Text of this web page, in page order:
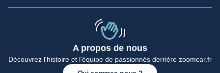
A propos de nous
Découvrez l'histoire et l'équipe de passionnés derrière zoomcar.fr